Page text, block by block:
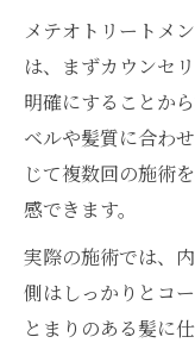
メテオトリートメ
は、まずカウンセ
明確にすることか
ベルや髪質に合わ
じて複数回の施術
感できます。
実際の施術では、
側はしっかりとコ
とまりのある髪に